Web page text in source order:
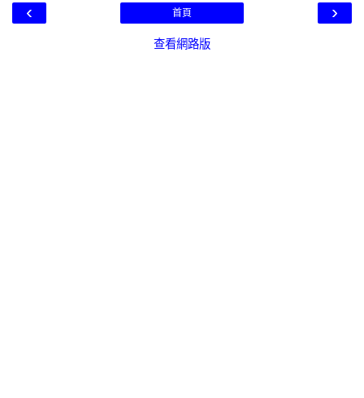
‹ ›
首頁
查看網路版